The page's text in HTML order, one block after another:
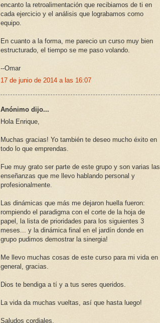
encanto la retroalimentación que recibiamos de ti en
cada ejercicio y el análisis que lograbamos como
equipo.
En cuanto a la forma, me parecio un curso muy bien
estructurado, el tiempo se me paso volando.
--Omar
17 de junio de 2014 a las 16:07
Anónimo dijo...
Hola Enrique,
Muchas gracias! Yo también te deseo mucho éxito en
todo lo que emprendas.
Fue muy grato ser parte de este grupo y son varias las
enseñanzas que me llevo hablando personal y
profesionalmente.
Las dinámicas que más me dejaron huella fueron:
rompiendo el paradigma con el corte de la hoja de
papel, la lista de prioridades para los siguientes 3
meses... y la dinámica final en el jardín donde en
grupo pudimos demostrar la sinergia!
Me llevo muchas cosas de este curso para mi vida en
general, gracias.
Dios te bendiga a tí y a tus seres queridos.
La vida da muchas vueltas, así que hasta luego!
Saludos cordiales,